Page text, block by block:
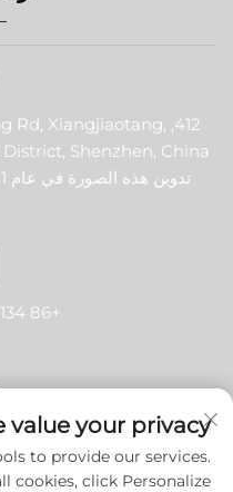
Rd, Xiangjiaotang,
تدوين هذه الصورة في عام 2011 في منطقة الشنجان، الصين.
+86 134 8025 5980
[email protected]
value your privacy
to provide our services.
cookies, click Personalize